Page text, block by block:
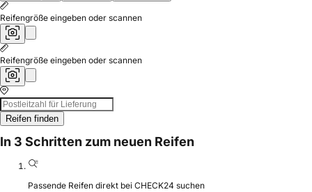
Reifengröße eingeben oder scannen
Reifengröße eingeben oder scannen
Reifen finden
In 3 Schritten zum neuen Reifen
Passende Reifen direkt bei CHECK24 suchen